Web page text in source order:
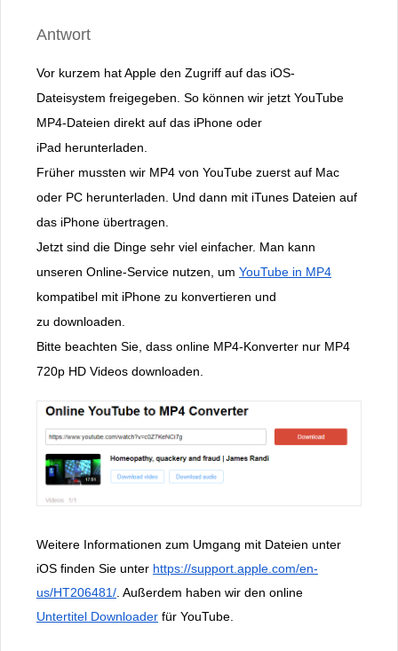
Antwort
Vor kurzem hat Apple den Zugriff auf das iOS-
Dateisystem freigegeben. So können wir jetzt YouTube
MP4-Dateien direkt auf das iPhone oder
iPad herunterladen.
Früher mussten wir MP4 von YouTube zuerst auf Mac
oder PC herunterladen. Und dann mit iTunes Dateien auf
das iPhone übertragen.
Jetzt sind die Dinge sehr viel einfacher. Man kann
unseren Online-Service nutzen, um YouTube in MP4
kompatibel mit iPhone zu konvertieren und
zu downloaden.
Bitte beachten Sie, dass online MP4-Konverter nur MP4
720p HD Videos downloaden.
Weitere Informationen zum Umgang mit Dateien unter
iOS finden Sie unter https://support.apple.com/en-
us/HT206481/ . Außerdem haben wir den online
Untertitel Downloader für YouTube.